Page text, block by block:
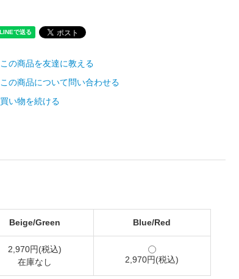
この商品を友達に教える
この商品について問い合わせる
買い物を続ける
Beige/Green Blue/Red
2,970円(税込)
在庫なし
2,970円(税込)